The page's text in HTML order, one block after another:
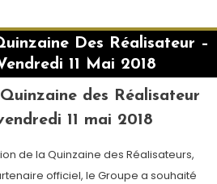
Des Réalisateur –
11 Mai 2018
des Réalisateur
11 mai 2018
de la Quinzaine des Réalisateurs,
officiel, le Groupe a souhaité